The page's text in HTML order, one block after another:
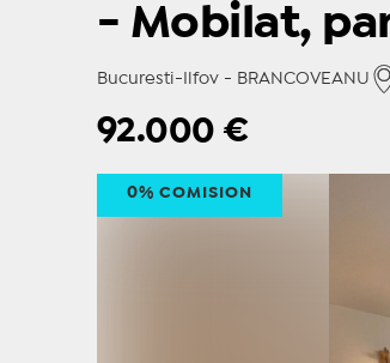
- Mobilat,
Bucuresti-Ilfov - BRANCOVEANU
92.000€
0% COMISION